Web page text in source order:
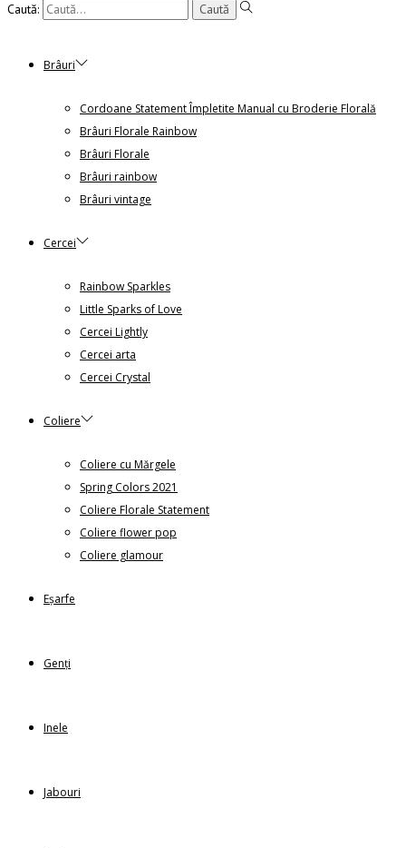
Caută:
Brâuri
Cordoane Statement Împletite Manual cu Broderie Florală
Brâuri Florale Rainbow
Brâuri Florale
Brâuri rainbow
Brâuri vintage
Cercei
Rainbow Sparkles
Little Sparks of Love
Cercei Lightly
Cercei arta
Cercei Crystal
Coliere
Coliere cu Mărgele
Spring Colors 2021
Coliere Florale Statement
Coliere flower pop
Coliere glamour
Eșarfe
Genți
Inele
Jabouri